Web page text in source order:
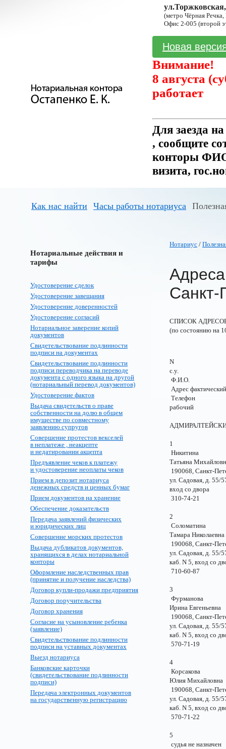
(метро Чёрная
Офис 2-005 (второй
Новая
Внимание!
8 августа
работает
Для заезда
, сообщите
конторы ФИО
визита,
Как нас найти Часы работы нотариуса
Нотариальные действия и
тарифы
Удостоверение сделок
Удостоверение завещания
Удостоверение доверенностей
Удостоверение согласий
Нотариальное заверение копий
документов
Свидетельствование подлинности
подписи на документах
Свидетельствование подлинности
подписи переводчика на переводе
документа с одного языка на другой
(нотариальный перевод документов)
Удостоверение фактов
Выдача свидетельств о праве
собственности на долю в общем
имуществе по совместному
заявлению супругов
Совершение протестов векселей
в неплатеже , неакцепте
и недатировании акцепта
Предъявление чеков к платежу
и удостоверение неоплаты чеков
Прием в депозит нотариуса
денежных средств и ценных бумаг
Прием документов на хранение
Обеспечение доказательств
Передача заявлений физических
и юридических лиц
Совершение морских протестов
Выдача дубликатов документов,
хранящихся в делах нотариальной
конторы
Оформление наследственных прав
(принятие и получение наследства)
Договор купли-продажи предприятия
Договор поручительства
Договор хранения
Согласие на усыновление ребенка
(заявление)
Свидетельствование подлинности
подписи на уставных документах
Выезд нотариуса
Банковские карточки
(свидетельствование подлинности
подписи)
Передача электронных документов
на государственную регистрацию
Нотариус /
Санкт-
СПИСОК
(по состоянию на
N
с.у.
Ф.И.О.
Адрес
Телефон
рабочий
1
Никитина
Татьяна
190068, Санкт-
ул. Садовая, д.
вход со
310-74-21
2
Соломатина
Тамара
190068, Санкт-
ул. Садовая, д.
каб. N 5, вход со
710-60-87
3
Фурманова
Ирина
190068, Санкт-
ул. Садовая, д.
каб. N 5, вход со
570-71-19
4
Корсакова
Юлия
190068, Санкт-
ул. Садовая, д.
каб. N 5, вход со
570-71-22
5
судья не